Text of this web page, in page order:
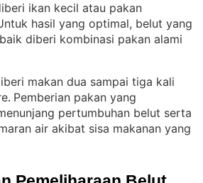
ikan kecil atau pakan
hasil yang optimal, belut yang
diberi kombinasi pakan alami
makan dua sampai tiga kali
. Pemberian pakan yang
pertumbuhan belut serta
air akibat sisa makanan yang